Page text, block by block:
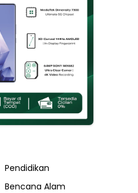
Pendidikan
Bencana Alam